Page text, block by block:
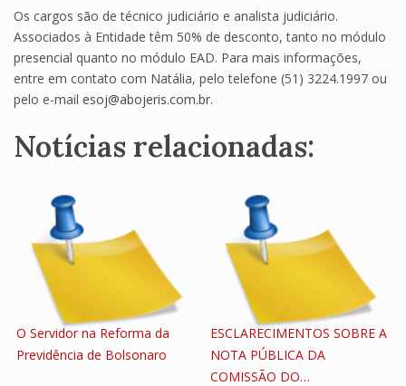
Os cargos são de técnico judiciário e analista judiciário.
Associados à Entidade têm 50% de desconto, tanto no módulo
presencial quanto no módulo EAD. Para mais informações,
entre em contato com Natália, pelo telefone (51) 3224.1997 ou
pelo e-mail esoj@abojeris.com.br.
Notícias relacionadas:
O Servidor na Reforma da
Previdência de Bolsonaro
ESCLARECIMENTOS SOBRE A
NOTA PÚBLICA DA
COMISSÃO DO…